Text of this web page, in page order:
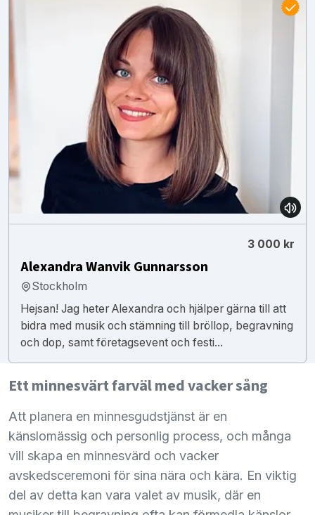
3 000 kr
Alexandra Wanvik Gunnarsson
Stockholm
Hejsan! Jag heter Alexandra och hjälper gärna till att
bidra med musik och stämning till bröllop, begravning
och dop, samt företagsevent och festi...
Ett minnesvärt farväl med vacker sång
Att planera en minnesgudstjänst är en
känslomässig och personlig process, och många
vill skapa en minnesvärd och vacker
avskedsceremoni för sina nära och kära. En viktig
del av detta kan vara valet av musik, där en